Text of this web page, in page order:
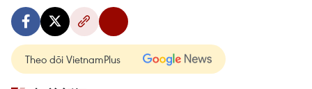
Theo dõi VietnamPlus